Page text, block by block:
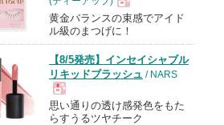
現
品
黄金バランスの束感でアイド
ル級のまつげに！
【8/5発売】インセイシャブル
リキッドブラッシュ / NARS
現
思い通りの透け感発色をもた
らすうるツヤチーク